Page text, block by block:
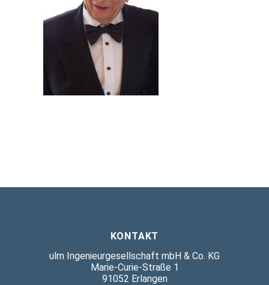
KONTAKT
ulm Ingenieurgesellschaft mbH & Co. KG
Marie-Curie-Straße 1
91052 Erlangen